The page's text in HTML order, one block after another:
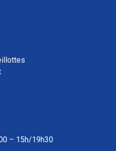
– 15h/19h30